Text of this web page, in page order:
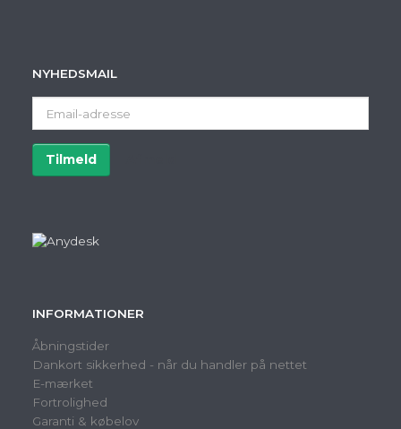
NYHEDSMAIL
adresse
Tilmeld
INFORMATIONER
Åbningstider
Dankort sikkerhed - når du handler på nettet
E-mærket
Fortrolighed
Garanti & købelov